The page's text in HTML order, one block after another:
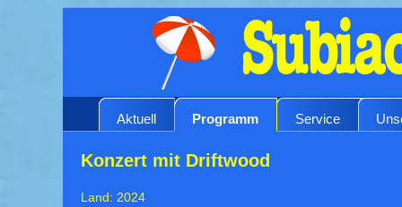
Aktuell Programm Service
Konzert mit Driftwood
Land: 2024